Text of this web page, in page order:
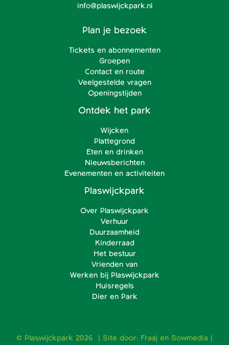
info@plaswijckpark.nl
Plan je bezoek
Tickets en abonnementen
Groepen
Contact en route
Veelgestelde vragen
Openingstijden
Ontdek het park
Wijcken
Plattegrond
Eten en drinken
Nieuwsberichten
Evenementen en activiteiten
Plaswijckpark
Over Plaswijckpark
Verhuur
Duurzaamheid
Kinderraad
Het bestuur
Vrienden van
Werken bij Plaswijckpark
Huisregels
Dier en Park
© Plaswijckpark 2026 | Site door: Fraaj en Sowmedia |